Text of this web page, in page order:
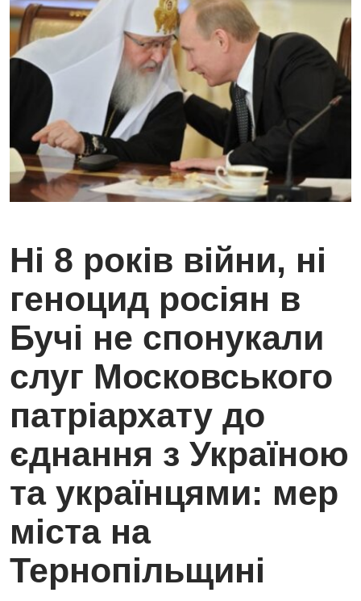
Ні 8 років війни, ні
геноцид росіян в
Бучі не спонукали
слуг Московського
патріархату до
єднання з Україною
та українцями: мер
міста на
Тернопільщині